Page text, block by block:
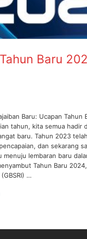
Baru
Baru: Ucapan Tahun
tahun, kita semua hadir
baru. Tahun 2023
dan sekarang
menuju lembaran baru
Tahun Baru
…